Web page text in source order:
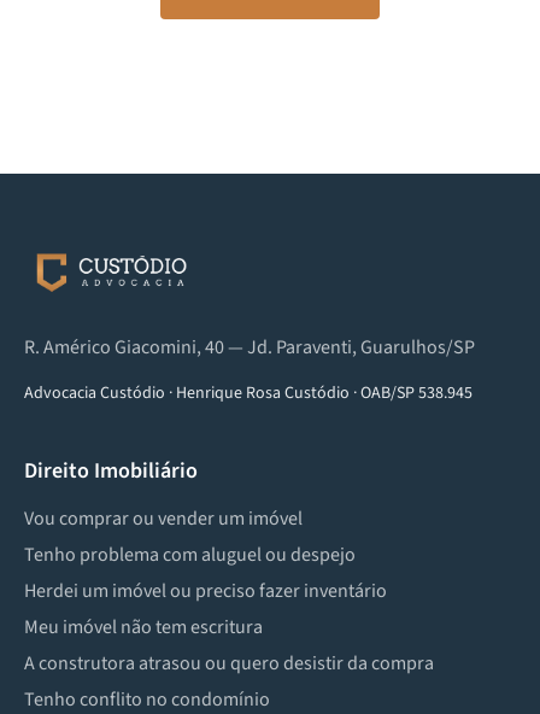
R. Américo Giacomini, 40 — Jd. Paraventi, Guarulhos/SP
Advocacia Custódio · Henrique Rosa Custódio ·OAB/SP 538.945
Direito Imobiliário
Vou comprar ou vender um imóvel
Tenho problema com aluguel ou despejo
Herdei um imóvel ou preciso fazer inventário
Meu imóvel não tem escritura
A construtora atrasou ou quero desistir da compra
Tenho conflito no condomínio